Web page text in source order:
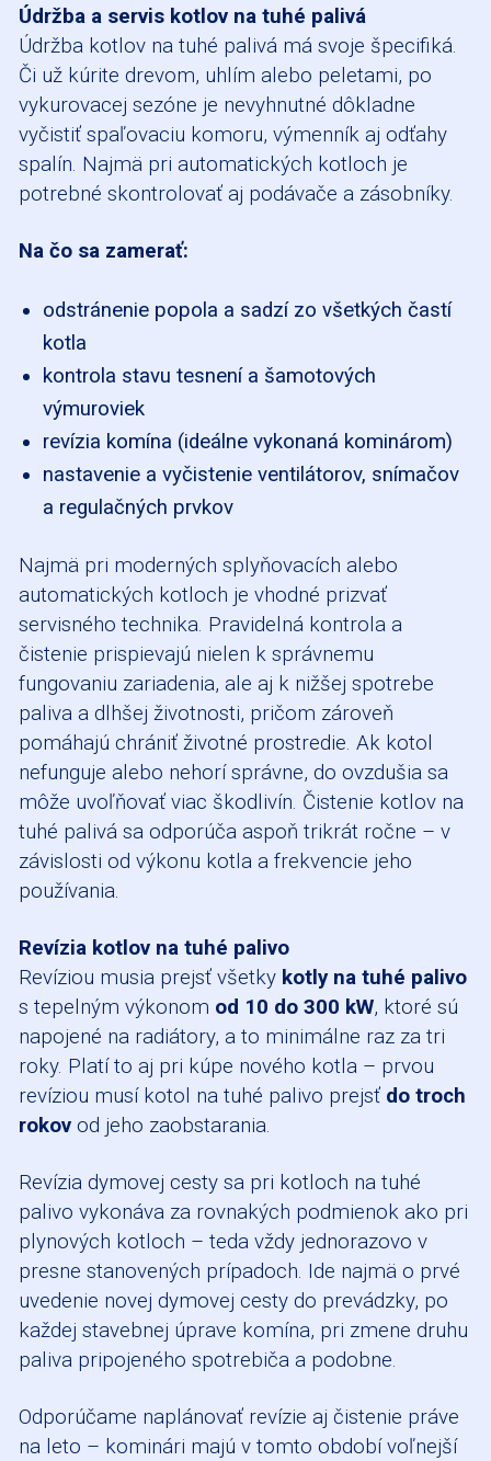
Údržba a servis kotlov na tuhé palivá
Údržba kotlov na tuhé palivá má svoje špecifiká.
Či už kúrite drevom, uhlím alebo peletami, po
vykurovacej sezóne je nevyhnutné dôkladne
vyčistiť spaľovaciu komoru, výmenník aj odťahy
spalín. Najmä pri automatických kotloch je
potrebné skontrolovať aj podávače a zásobníky.
Na čo sa zamerať:
odstránenie popola a sadzí zo všetkých častí
kotla
kontrola stavu tesnení a šamotových
výmuroviek
revízia komína (ideálne vykonaná kominárom)
nastavenie a vyčistenie ventilátorov, snímačov
a regulačných prvkov
Najmä pri moderných splyňovacích alebo
automatických kotloch je vhodné prizvať
servisného technika. Pravidelná kontrola a
čistenie prispievajú nielen k správnemu
fungovaniu zariadenia, ale aj k nižšej spotrebe
paliva a dlhšej životnosti, pričom zároveň
pomáhajú chrániť životné prostredie. Ak kotol
nefunguje alebo nehorí správne, do ovzdušia sa
môže uvoľňovať viac škodlivín. Čistenie kotlov na
tuhé palivá sa odporúča aspoň trikrát ročne – v
závislosti od výkonu kotla a frekvencie jeho
používania.
Revízia kotlov na tuhé palivo
Revíziou musia prejsť všetky kotly na tuhé palivo
s tepelným výkonom od 10 do 300 kW, ktoré sú
napojené na radiátory, a to minimálne raz za tri
roky. Platí to aj pri kúpe nového kotla – prvou
revíziou musí kotol na tuhé palivo prejsť do troch
rokov od jeho zaobstarania.
Revízia dymovej cesty sa pri kotloch na tuhé
palivo vykonáva za rovnakých podmienok ako pri
plynových kotloch – teda vždy jednorazovo v
presne stanovených prípadoch. Ide najmä o prvé
uvedenie novej dymovej cesty do prevádzky, po
každej stavebnej úprave komína, pri zmene druhu
paliva pripojeného spotrebiča a podobne.
Odporúčame naplánovať revízie aj čistenie práve
na leto – kominári majú v tomto období voľnejší